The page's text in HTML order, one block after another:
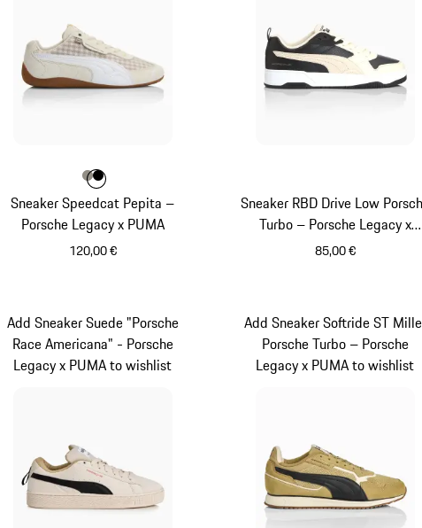
Sneaker Speedcat Pepita –
Porsche Legacy x PUMA
120,00 €
Farbe
FarbeFarbe
Sneaker RBD Drive Low
Turbo – Porsche Legacy x
PUMA
85,00 €
Add Sneaker Suede "Porsche
Race Americana" - Porsche
Legacy x PUMA to wishlist
Add Sneaker Softride ST
Porsche Turbo – Porsche
Legacy x PUMA to wishlist